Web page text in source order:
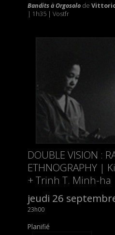
Bandits à Orgosolode
| 1h35 | Vostfr
DOUBLE VISION :
ETHNOGRAPHY |
+ Trinh T. Minh-ha
jeudi 26
23h00
Planifié